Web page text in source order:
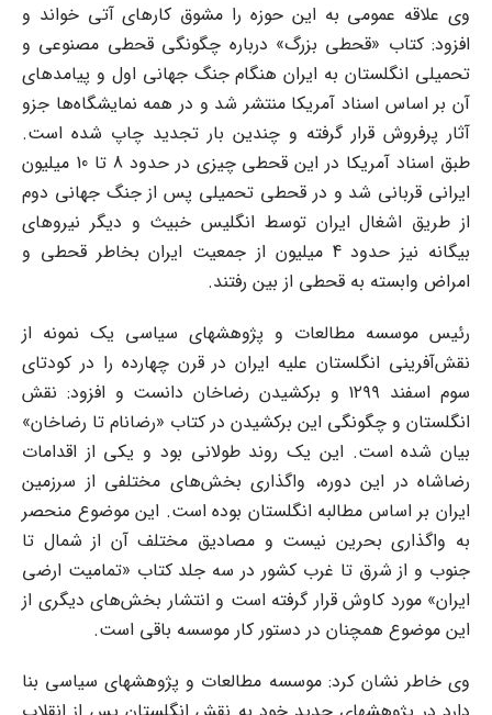
وی علاقه عمومی به این حوزه را مشوق کارهای آتی خواند و
افزود: کتاب «قحطی بزرگ» درباره چگونگی قحطی مصنوعی و
تحمیلی انگلستان به ایران هنگام جنگ جهانی اول و پیامدهای
آن بر اساس اسناد آمریکا منتشر شد و در همه نمایشگاه‌ها جزو
آثار پرفروش قرار گرفته و چندین بار تجدید چاپ شده است.
طبق اسناد آمریکا در این قحطی چیزی در حدود 8 تا 10 میلیون
ایرانی قربانی شد و در قحطی تحمیلی پس از جنگ جهانی دوم
از طریق اشغال ایران توسط انگلیس خبیث و دیگر نیروهای
بیگانه نیز حدود 4 میلیون از جمعیت ایران بخاطر قحطی و
امراض وابسته به قحطی از بین رفتند.
رئیس موسسه مطالعات و پژوهشهای سیاسی یک نمونه از
نقش‌آفرینی انگلستان علیه ایران در قرن چهارده را در کودتای
سوم اسفند ۱۲۹۹ و برکشیدن رضاخان دانست و افزود: نقش
انگلستان و چگونگی این برکشیدن در کتاب «رضانام تا رضاخان»
بیان شده است. این یک روند طولانی بود و یکی از اقدامات
رضاشاه در این دوره، واگذاری بخش‌های مختلفی از سرزمین
ایران بر اساس مطالبه انگلستان بوده است. این موضوع منحصر
به واگذاری بحرین نیست و مصادیق مختلف آن از شمال تا
جنوب و از شرق تا غرب کشور در سه جلد کتاب «تمامیت ارضی
ایران» مورد کاوش قرار گرفته است و انتشار بخش‌های دیگری از
این موضوع همچنان در دستور کار موسسه باقی است.
وی خاطر نشان کرد: موسسه مطالعات و پژوهشهای سیاسی بنا